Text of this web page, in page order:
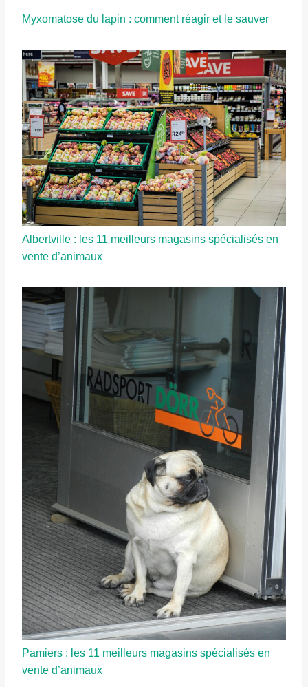
Myxomatose du lapin : comment réagir et le sauver
Albertville : les 11 meilleurs magasins spécialisés en
vente d’animaux
Pamiers : les 11 meilleurs magasins spécialisés en
vente d’animaux